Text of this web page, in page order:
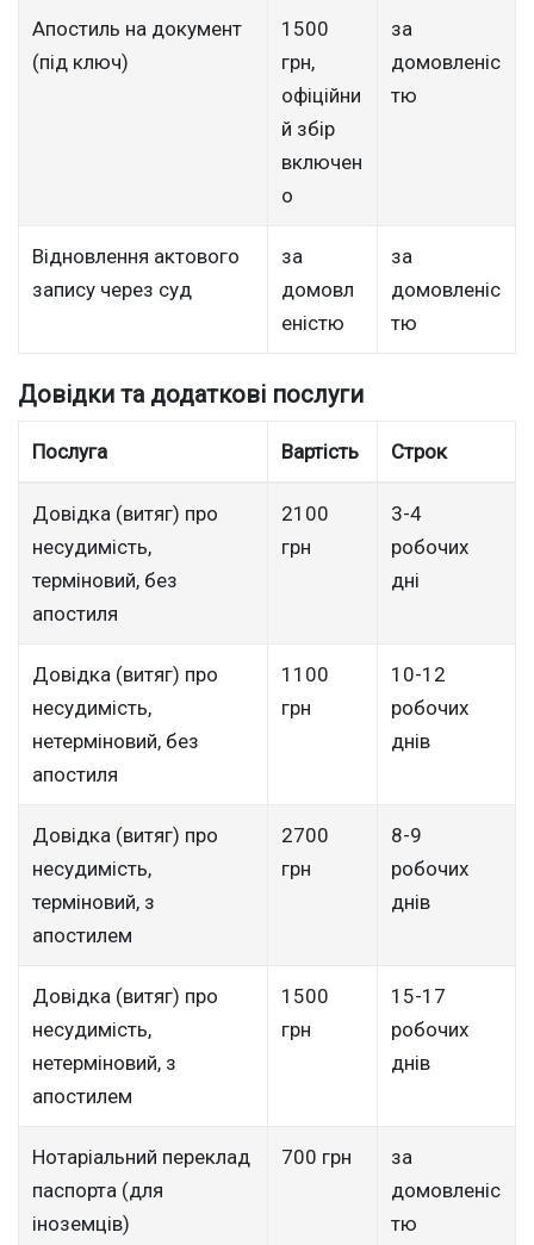
Апостиль на документ
(під ключ)
1500
грн,
офіційни
й збір
включен
о
за
домовленіс
тю
Відновлення актового
запису через суд
за
домовл
еністю
за
домовленіс
тю
Довідки та додаткові послуги
Послуга Вартість Строк
Довідка (витяг) про
несудимість,
терміновий, без
апостиля
2100
грн
3-4
робочих
дні
Довідка (витяг) про
несудимість,
нетерміновий, без
апостиля
1100
грн
10-12
робочих
днів
Довідка (витяг) про
несудимість,
терміновий, з
апостилем
2700
грн
8-9
робочих
днів
Довідка (витяг) про
несудимість,
нетерміновий, з
апостилем
1500
грн
15-17
робочих
днів
Нотаріальний переклад
паспорта (для
іноземців)
700 грн
за
домовленіс
тю